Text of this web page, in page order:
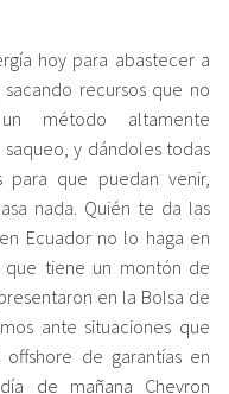
hoy para abastecer a
recursos que no
método altamente
y dándoles todas
para que puedan venir,
nada. Quién te da las
Ecuador no lo haga en
que tiene un montón de
en la Bolsa de
ante situaciones que
offshore de garantías en
de mañana Chevron